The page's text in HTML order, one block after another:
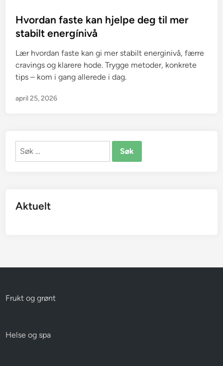
s
t
d
i
n
Hvordan faste kan hjelpe deg til mer
stabilt energínivå
Lær hvordan faste kan gi mer stabilt energinivå, færre
cravings og klarere hode. Trygge metoder, konkrete
tips – kom i gang allerede i dag.
april 25, 2026
Søk
Aktuelt
Frukt og grønt
Helse og spa